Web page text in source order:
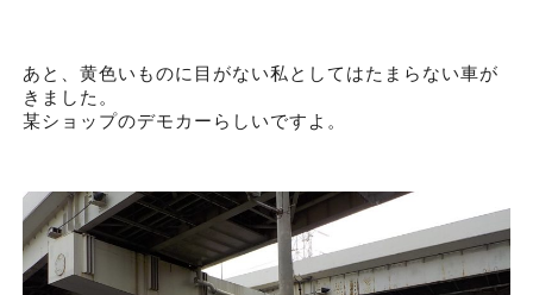
あと、黄色いものに目がない私としてはたまらない車が
きました。
某ショップのデモカーらしいですよ。